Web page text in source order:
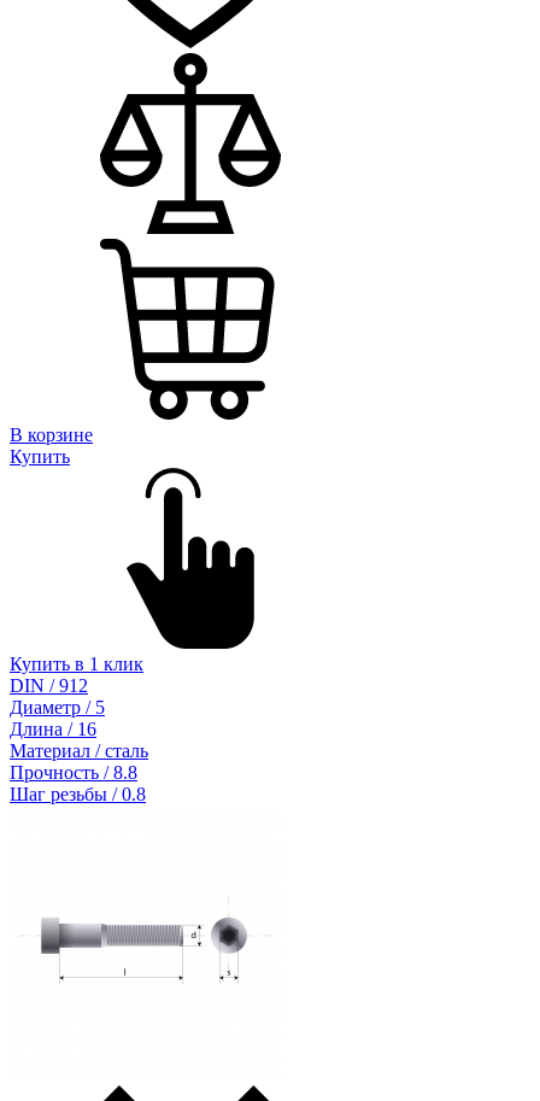
В корзине
Купить
Купить в 1 клик
DIN / 912
Диаметр / 5
Длина / 16
Материал / сталь
Прочность / 8.8
Шаг резьбы / 0.8